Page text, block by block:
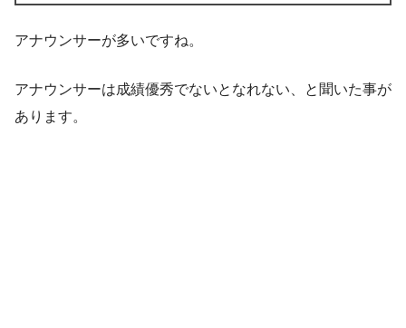
アナウンサーが多いですね。
アナウンサーは成績優秀でないとなれない、と聞いた事が
あります。